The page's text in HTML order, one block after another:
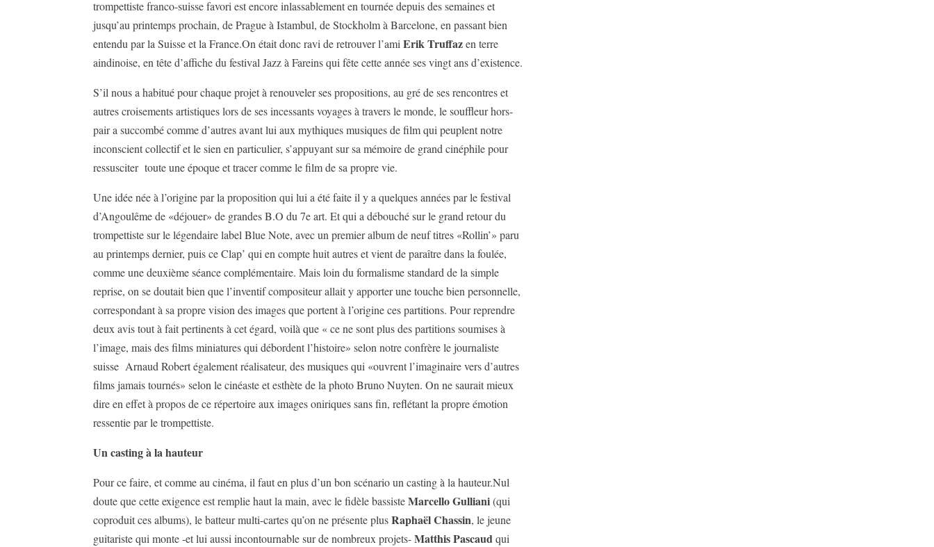
trompettiste franco-suisse favori est encore inlassablement en tournée depuis des semaines et
jusqu’au printemps prochain, de Prague à Istambul, de Stockholm à Barcelone, en passant bien
entendu par la Suisse et la France.On était donc ravi de retrouver l’amiErik Truffazen terre
aindinoise, en tête d’affiche du festival Jazz à Fareins qui fête cette année ses vingt ans d’existence.
S’il nous a habitué pour chaque projet à renouveler ses propositions, au gré de ses rencontres et
autres croisements artistiques lors de ses incessants voyages à travers le monde, le souffleur hors-
pair a succombé comme d’autres avant lui aux mythiques musiques de film qui peuplent notre
inconscient collectif et le sien en particulier, s’appuyant sur sa mémoire de grand cinéphile pour
ressusciter toute une époque et tracer comme le film de sa propre vie.
Une idée née à l’origine par la proposition qui lui a été faite il y a quelques années par le festival
d’Angoulême de «déjouer» de grandes B.O du 7e art. Et qui a débouché sur le grand retour du
trompettiste sur le légendaire label Blue Note, avec un premier album de neuf titres «Rollin’» paru
au printemps dernier, puis ce Clap’ qui en compte huit autres et vient de paraître dans la foulée,
comme une deuxième séance complémentaire. Mais loin du formalisme standard de la simple
reprise, on se doutait bien que l’inventif compositeur allait y apporter une touche bien personnelle,
correspondant à sa propre vision des images que portent à l’origine ces partitions. Pour reprendre
deux avis tout à fait pertinents à cet égard, voilà que « ce ne sont plus des partitions soumises à
l’image, mais des films miniatures qui débordent l’histoire» selon notre confrère le journaliste
suisse Arnaud Robert également réalisateur, des musiques qui «ouvrent l’imaginaire vers d’autres
films jamais tournés» selon le cinéaste et esthète de la photo Bruno Nuyten. On ne saurait mieux
dire en effet à propos de ce répertoire aux images oniriques sans fin, reflétant la propre émotion
ressentie par le trompettiste.
Un casting à la hauteur
Pour ce faire, et comme au cinéma, il faut en plus d’un bon scénario un casting à la hauteur.Nul
doute que cette exigence est remplie haut la main, avec le fidèle bassisteMarcello Gulliani(qui
coproduit ces albums), le batteur multi-cartes qu’on ne présente plusRaphaël Chassin, le jeune
guitariste qui monte -et lui aussi incontournable sur de nombreux projets-Matthis Pascaudqui